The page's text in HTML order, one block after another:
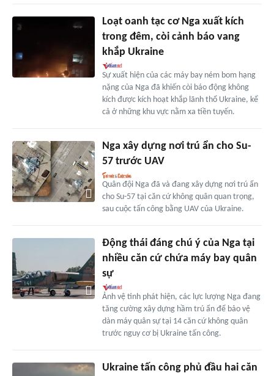
Loạt oanh tạc cơ Nga xuất kích
trong đêm, còi cảnh báo vang
khắp Ukraine
Sự xuất hiện của các máy bay ném bom hạng
nặng của Nga đã khiến còi báo động không
kích được kích hoạt khắp lãnh thổ Ukraine, kể
cả ở những khu vực nằm xa tiền tuyến.
Nga xây dựng nơi trú ẩn cho Su-
57 trước UAV
Quân đội Nga đã và đang xây dựng nơi trú ẩn
cho Su-57 tại căn cứ không quân quan trọng,
sau cuộc tấn công bằng UAV của Ukraine.
Động thái đáng chú ý của Nga tại
nhiều căn cứ chứa máy bay quân
sự
Ảnh vệ tinh phát hiện, các lực lượng Nga đang
tăng cường xây dựng hầm trú ẩn để bảo vệ
dàn máy quân sự tại 14 căn cứ không quân
trước nguy cơ bị Ukraine tấn công.
Ukraine tấn công phủ đầu hai căn